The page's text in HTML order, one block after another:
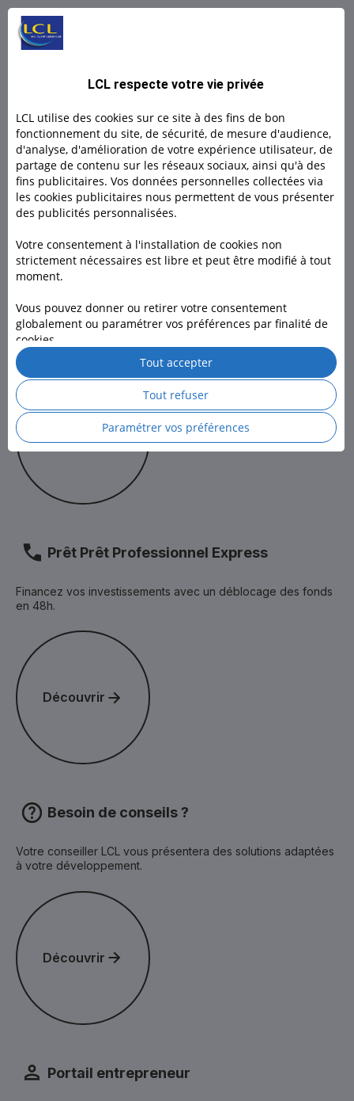
L BY LCL PRO : Un compte 100% digital
micro- entrepreneurs.
Découvrir
Découvrir
Rendez-vous dans l’une de nos 1600 agences, à domicile ou
en visio pour nous rencontrer
Découvrir
Découvrir
Prêt Prêt Professionnel Express
Financez vos investissements avec un déblocage des fonds
en 48h.
Découvrir
Découvrir
Besoin de conseils ?
Votre conseiller LCL vous présentera des solutions adaptées
à votre développement.
Découvrir
Découvrir
Portail entrepreneur
LCL respecte votre vie privée
LCL utilise des cookies sur ce site à des fins de bon
fonctionnement du site, de sécurité, de mesure d'audience,
d'analyse, d'amélioration de votre expérience utilisateur, de
partage de contenu sur les réseaux sociaux, ainsi qu'à des
fins publicitaires. Vos données personnelles collectées via
les cookies publicitaires nous permettent de vous présenter
des publicités personnalisées.
Votre consentement à l'installation de cookies non
strictement nécessaires est libre et peut être modifié à tout
moment.
Vous pouvez donner ou retirer votre consentement
globalement ou paramétrer vos préférences par finalité de
cookies.
Pour en savoir plus, consultez laPolitique des cookies
la
Politique de protection des données personnelles de LCL.
Paramétrer vos préférences
Tout refuser
Tout accepter